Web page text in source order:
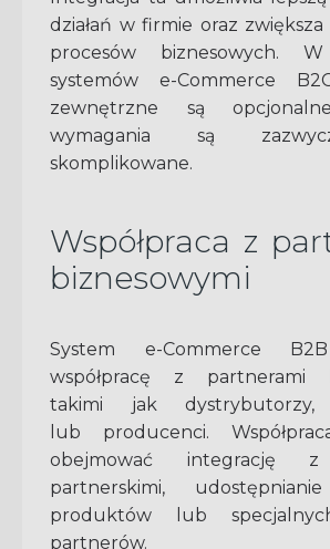
działań w firmie oraz
procesów biznesowych.
systemów e-Commerce
zewnętrzne są
wymagania są
skomplikowane.
Współpraca z
biznesowymi
System e-Commerce
współpracę z partnerami
takimi jak dystrybutorzy,
lub producenci.
obejmować integrację z
partnerskimi,
produktów lub
partnerów.